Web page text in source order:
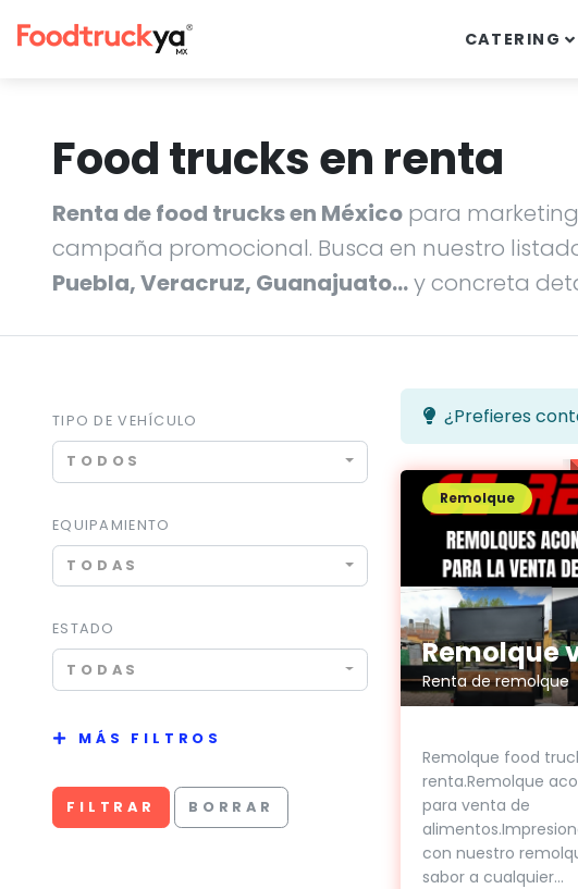
CATERING
Food trucks en renta
Renta de food trucks en México para
campaña promocional. Busca en nuestro
Puebla, Veracruz, Guanajuato…y concreta
TIPO DE VEHÍCULO
TODOS
EQUIPAMIENTO
TODAS
ESTADO
TODAS
MÁS FILTROS
FILTRAR BORRAR
¿Prefieres
Renta de remolque
Remolque
Remolque food
renta.Remolque
para venta de
con nuestro
sabor a cualquier...